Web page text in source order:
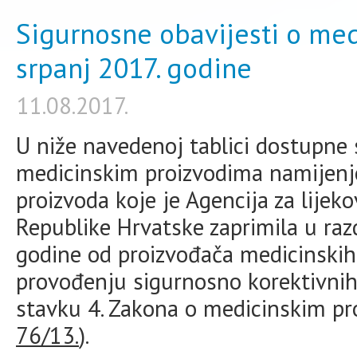
Sigurnosne obavijesti o
srpanj 2017. godine
11.08.2017.
U niže navedenoj tablici
medicinskim proizvodima
proizvoda koje je Agencija za
Republike Hrvatske zaprimila u
godine od proizvođača
provođenju sigurnosno
stavku 4. Zakona o medicinskim
76/13.).